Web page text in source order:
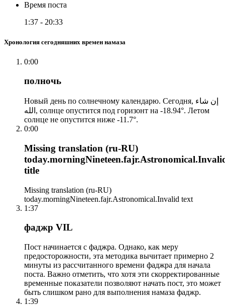
Время поста
1:37 - 20:33
Хронология сегодняшних времен намаза
0:00
полночь
Новый день по солнечному календарю. Сегодня, إن شاء
الله, солнце опустится под горизонт на -18.94°. Летом
солнце не опустится ниже -11.7°.
0:00
Missing translation (ru-RU)
title
Missing translation (ru-RU)
today.morningNineteen.fajr.Astronomical.Invalid text
1:37
фаджр VIL
Пост начинается с фаджра. Однако, как меру
предосторожности, эта методика вычитает примерно 2
минуты из рассчитанного времени фаджра для начала
поста. Важно отметить, что хотя эти скорректированные
временные показатели позволяют начать пост, это может
быть слишком рано для выполнения намаза фаджр.
1:39